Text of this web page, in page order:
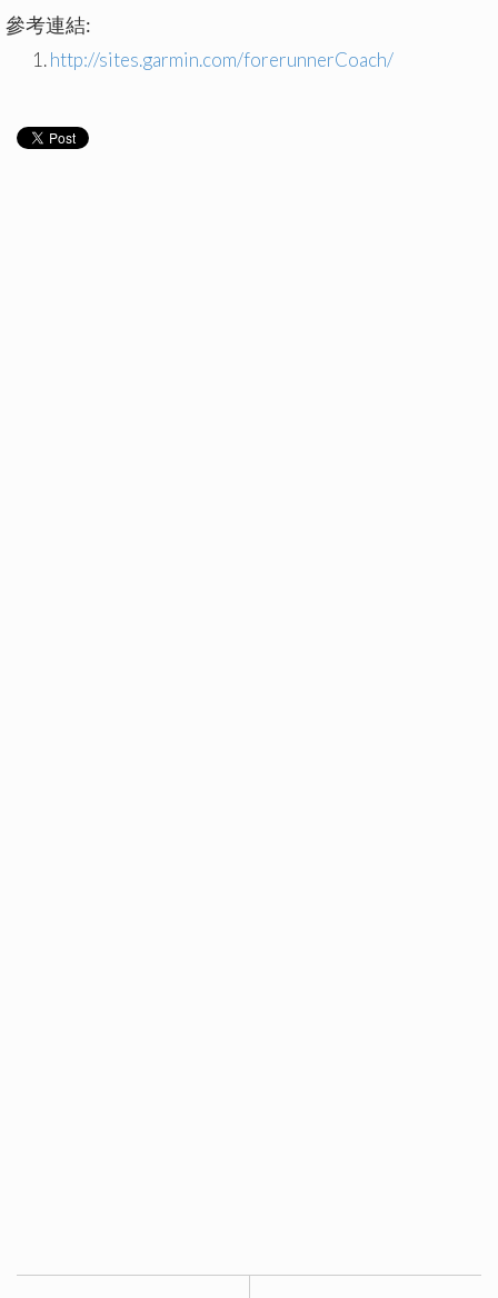
參考連結:
http://sites.garmin.com/forerunnerCoach/